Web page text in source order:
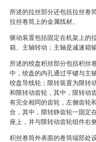
所述的拉丝部分还包括拉丝卷
拉丝卷筒上的金属线材。
驱动装置包括固定在机架上的
箱、主轴转动；主轴是减速箱输
所述的绞盘积丝部分包括积丝
中，绞盘的内孔通过平键与主
绞盘导线轮；限转装置为限转
和限转动齿轮，其中，限转动
有完全相同的齿轮，左侧齿轮
合，其中，限转静齿轮一固定
座上，并与限转动齿轮组件右
积丝卷筒外表面的卷筒端部处